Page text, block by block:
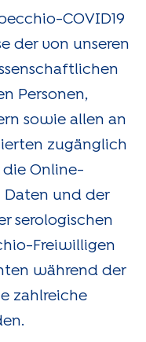
COVID19
der von unseren
Personen,
sowie allen an
zugänglich
die Online-
Daten und der
serologischen
Freiwilligen
während der
zahlreiche